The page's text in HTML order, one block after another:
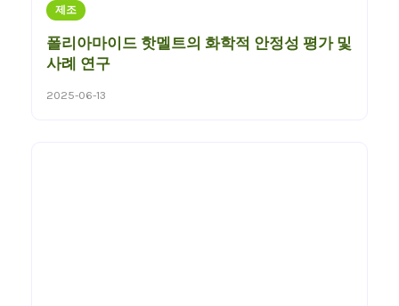
제조
폴리아마이드 핫멜트의 화학적 안정성 평가 및
사례 연구
2025-06-13